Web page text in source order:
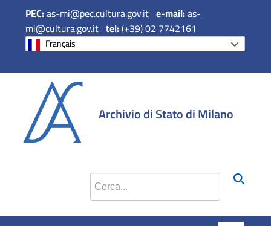
PEC:as-mi@pec.cultura.gov.it e-mail:as-
mi@cultura.gov.it tel:(+39) 02 7742161
Français
Archivio di Stato di Milano
Cerca nel sito